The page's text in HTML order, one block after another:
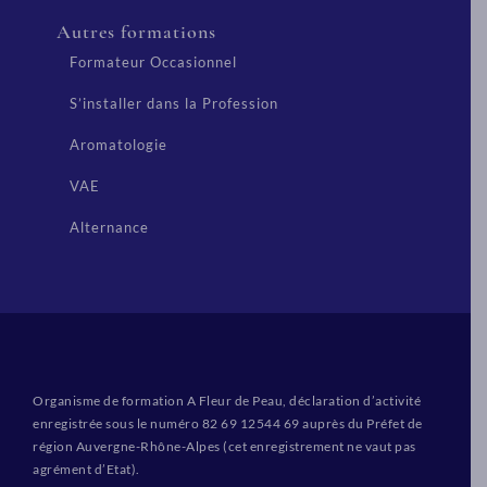
Autres formations
Formateur Occasionnel
S’installer dans la Profession
Aromatologie
VAE
Alternance
Organisme de formation A Fleur de Peau, déclaration d’activité
enregistrée sous le numéro 82 69 12544 69 auprès du Préfet de
région Auvergne-Rhône-Alpes (cet enregistrement ne vaut pas
agrément d’Etat).